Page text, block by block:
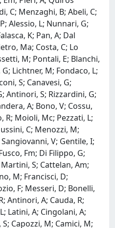
C; Menzaghi, B; Abeli, C;
Alessio, L; Nunnari, G;
K; Pan, A; Dal
Ma; Costa, C; Lo
M; Pontali, E; Blanchi,
Lichtner, M; Fondaco, L;
S; Canavesi, G;
Antinori, S; Rizzardini, G;
A; Bono, V; Cossu,
R; Moioli, Mc; Pezzati, L;
C; Menozzi, M;
V; Gentile, I;
Fm; Di Filippo, G;
S; Cattelan, Am;
M; Francisci, D;
F; Messeri, D; Bonelli,
Antinori, A; Cauda, R;
Latini, A; Cingolani, A;
Capozzi, M; Camici, M;